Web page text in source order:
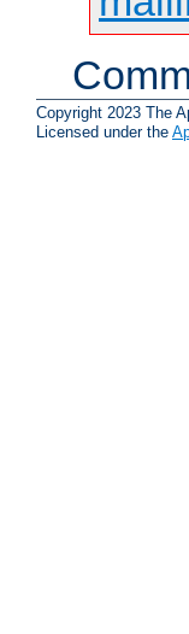
Copyright 2023 The
Licensed under the